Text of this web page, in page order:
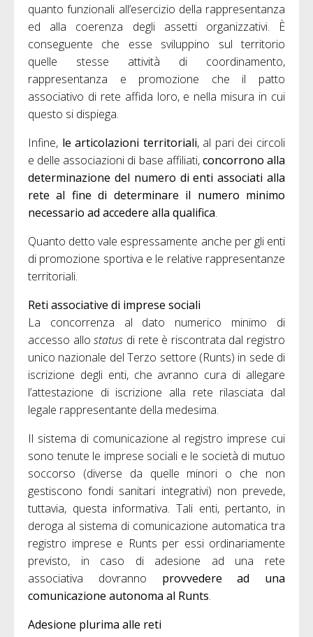
quanto funzionali all’esercizio della rappresentanza
ed alla coerenza degli assetti organizzativi. È
conseguente che esse sviluppino sul territorio
quelle stesse attività di coordinamento,
rappresentanza e promozione che il patto
associativo di rete affida loro, e nella misura in cui
questo si dispiega.
Infine, le articolazioni territoriali, al pari dei circoli
e delle associazioni di base affiliati,concorrono alla
determinazione del numero di enti associati alla
rete al fine di determinare il numero minimo
necessario ad accedere alla qualifica.
Quanto detto vale espressamente anche per gli enti
di promozione sportiva e le relative rappresentanze
territoriali.
Reti associative di imprese sociali
La concorrenza al dato numerico minimo di
accesso allostatus di rete è riscontrata dal registro
unico nazionale del Terzo settore (Runts) in sede di
iscrizione degli enti, che avranno cura di allegare
l’attestazione di iscrizione alla rete rilasciata dal
legale rappresentante della medesima.
Il sistema di comunicazione al registro imprese cui
sono tenute le imprese sociali e le società di mutuo
soccorso (diverse da quelle minori o che non
gestiscono fondi sanitari integrativi) non prevede,
tuttavia, questa informativa. Tali enti, pertanto, in
deroga al sistema di comunicazione automatica tra
registro imprese e Runts per essi ordinariamente
previsto, in caso di adesione ad una rete
associativa dovranno provvedere ad una
comunicazione autonoma al Runts.
Adesione plurima alle reti